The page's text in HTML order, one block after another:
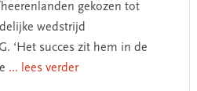
gekozen tot
wedstrijd
‘Het succes zit hem in de
... lees verder